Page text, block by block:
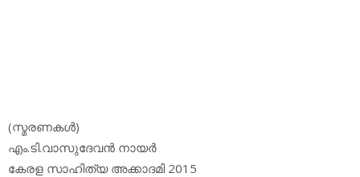
(സ്മരണകള്‍)
എം.ടി.വാസുദേവന്‍ നായര്‍
കേരള സാഹിത്യ അക്കാദമി 2015